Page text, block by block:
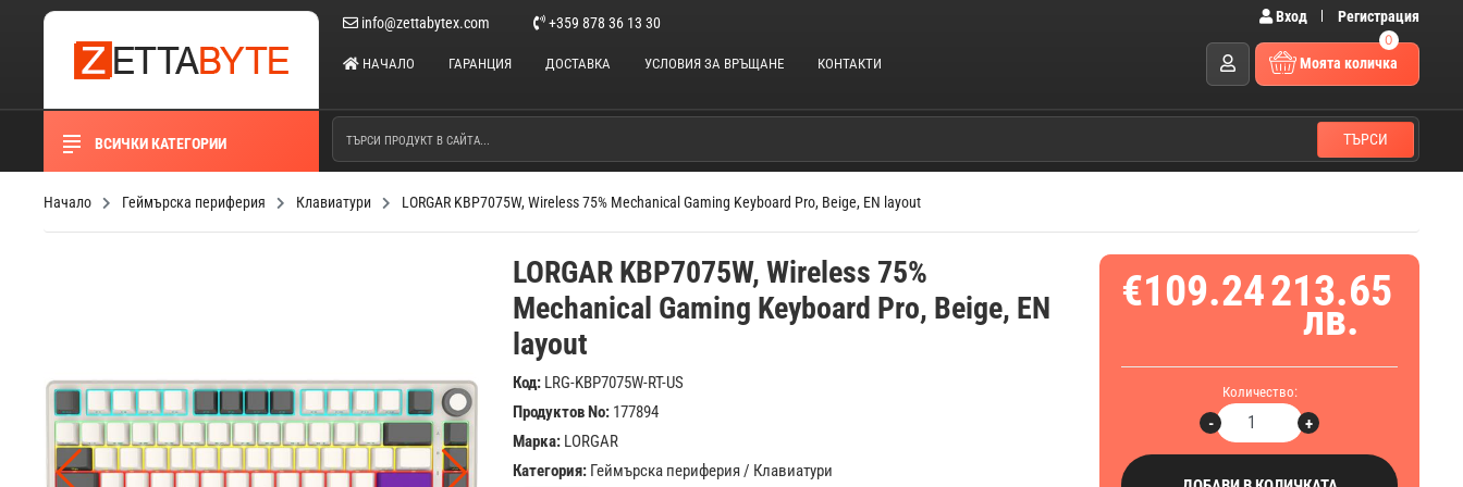
info@zettabytex.com +359 878 36 13 30 Вход Регистрация
НАЧАЛО ГАРАНЦИЯ ДОСТАВКА УСЛОВИЯ ЗА ВРЪЩАНЕ КОНТАКТИ
0
Моята количка
ВСИЧКИ КАТЕГОРИИ ТЪРСИ
Начало Геймърска периферия Клавиатури LORGAR KBP7075W, Wireless 75% Mechanical Gaming Keyboard Pro, Beige, EN layout
LORGAR KBP7075W, Wireless 75%
Mechanical Gaming Keyboard Pro, Beige, EN
layout
Код: LRG-KBP7075W-RT-US
Продуктов No: 177894
Марка: LORGAR
Категория: Геймърска периферия/ Клавиатури
€109.24213.65
лв.
Количество:
+
-